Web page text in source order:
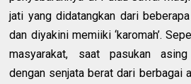
jati yang didatangkan dari
dan diyakini memiiki ‘karomah’.
masyarakat, saat pasukan
dengan senjata berat dari berbagai